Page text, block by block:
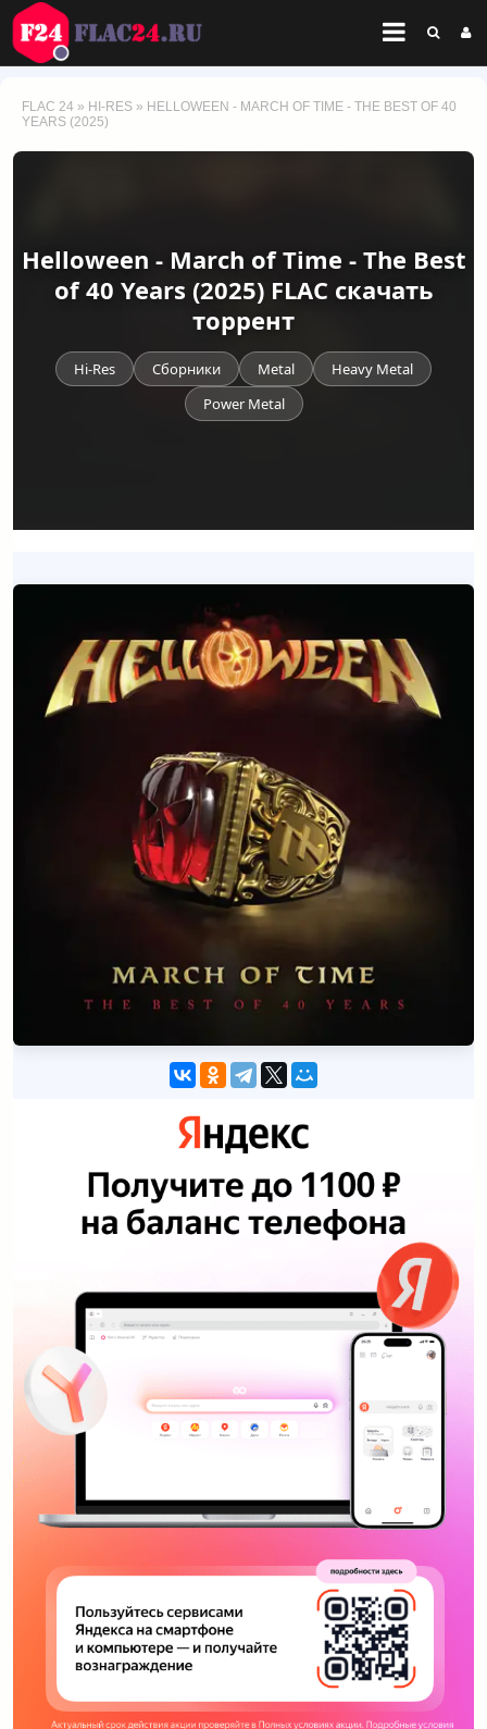
FLAC 24 » HI-RES » HELLOWEEN - MARCH OF TIME - THE BEST OF 40
YEARS (2025)
Helloween - March of Time - The Best
of 40 Years (2025) FLAC скачать
торрент
Hi-Res Сборники Metal
Heavy Metal
Power Metal